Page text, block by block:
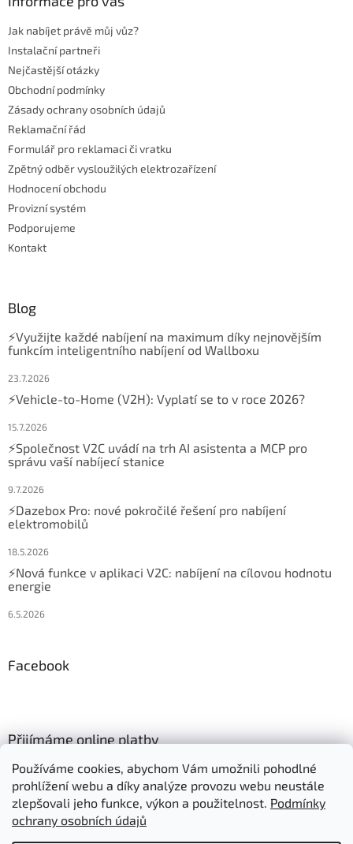
Používáme cookies, abychom Vám umožnili pohodlné
prohlížení webu a díky analýze provozu webu neustále
zlepšovali jeho funkce, výkon a použitelnost. Podmínky
ochrany osobních údajů
Jak nabíjet právě můj vůz?
Instalační partneři
Nejčastější otázky
Obchodní podmínky
Zásady ochrany osobních údajů
Reklamační řád
Formulář pro reklamaci či vratku
Zpětný odběr vysloužilých elektrozařízení
Hodnocení obchodu
Provizní systém
Podporujeme
Kontakt
Blog
⚡Využijte každé nabíjení na maximum díky nejnovějším
funkcím inteligentního nabíjení od Wallboxu
23.7.2026
⚡Vehicle-to-Home (V2H): Vyplatí se to v roce 2026?
15.7.2026
⚡Společnost V2C uvádí na trh AI asistenta a MCP pro
správu vaší nabíjecí stanice
9.7.2026
⚡Dazebox Pro: nové pokročilé řešení pro nabíjení
elektromobilů
18.5.2026
⚡Nová funkce v aplikaci V2C: nabíjení na cílovou hodnotu
energie
6.5.2026
Facebook
Přijímáme online platby